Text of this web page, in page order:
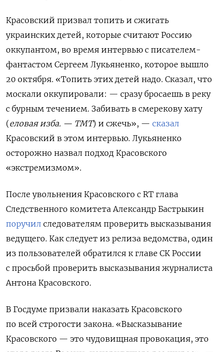
Красовский призвал топить и сжигать
украинских детей, которые считают Россию
оккупантом, во время интервью с писателем-
фантастом Сергеем Лукьяненко, которое вышло
20 октября. «Топить этих детей надо. Сказал, что
москали оккупировали: — сразу бросаешь в реку
с бурным течением. Забивать в смерекову хату
(еловая изба. — ТМТ) и сжечь», — сказал
Красовский в этом интервью. Лукьяненко
осторожно назвал подход Красовского
«экстремизмом».
После увольнения Красовского с RT глава
Следственного комитета Александр Бастрыкин
поручил следователям проверить высказывания
ведущего. Как следует из релиза ведомства, один
из пользователей обратился к главе СК России
с просьбой проверить высказывания журналиста
Антона Красовского.
В Госдуме призвали наказать Красовского
по всей строгости закона. «Высказывание
Красовского — это чудовищная провокация, это